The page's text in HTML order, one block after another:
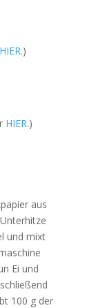
HIER.)
HIER.)
aus
und mixt
Ei und
100 g der